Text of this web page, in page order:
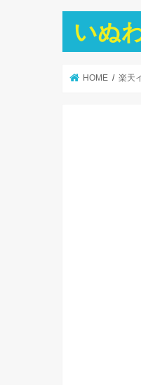
いぬ
HOME 楽天